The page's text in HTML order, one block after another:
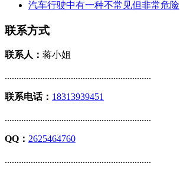
汽车行驶中有一种不常见但非常危险
联系方式
联系人： 蒋小姐
..............................................................
联系电话： 18313939451
..............................................................
QQ： 2625464760
..............................................................